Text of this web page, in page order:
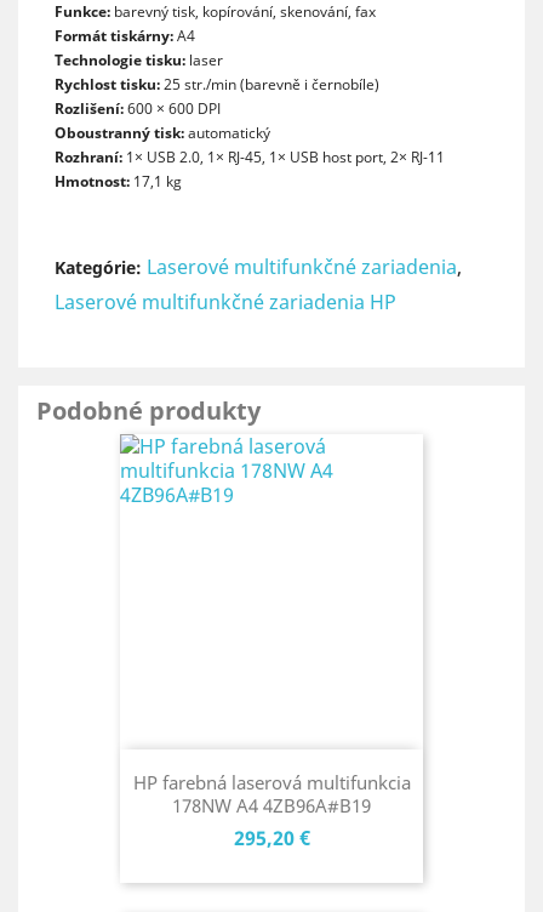
Funkce: barevný tisk, kopírování, skenování, fax
Formát tiskárny:A4
Technologie tisku: laser
Rychlost tisku:25 str./min (barevně i černobíle)
Rozlišení:600 × 600 DPI
Oboustranný tisk:automatický
Rozhraní: 1× USB 2.0, 1× RJ-45, 1× USB host port, 2× RJ-11
Hmotnost: 17,1 kg
Kategórie: Laserové multifunkčné zariadenia,
Laserové multifunkčné zariadenia HP
Podobné produkty
HP farebná laserová multifunkcia
178NW A4 4ZB96A#B19
Cena
295,20 €